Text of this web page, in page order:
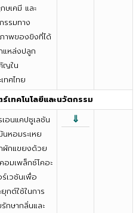
ษเคมี และ
รรมทาง
าพของขิงที่ได้
แหล่งปลูก
ญใน
เทศไทย
เทคโนโลยีและนวัตกรรม
เอนแคปซูเลชัน
นหอมระเหย
ผักแขยงด้วย
อมเพล็กซ์โคอะ
ร์เวชันเพื่อ
ยุกต์ใช้ในการ
รักษากลิ่นและ
⇓